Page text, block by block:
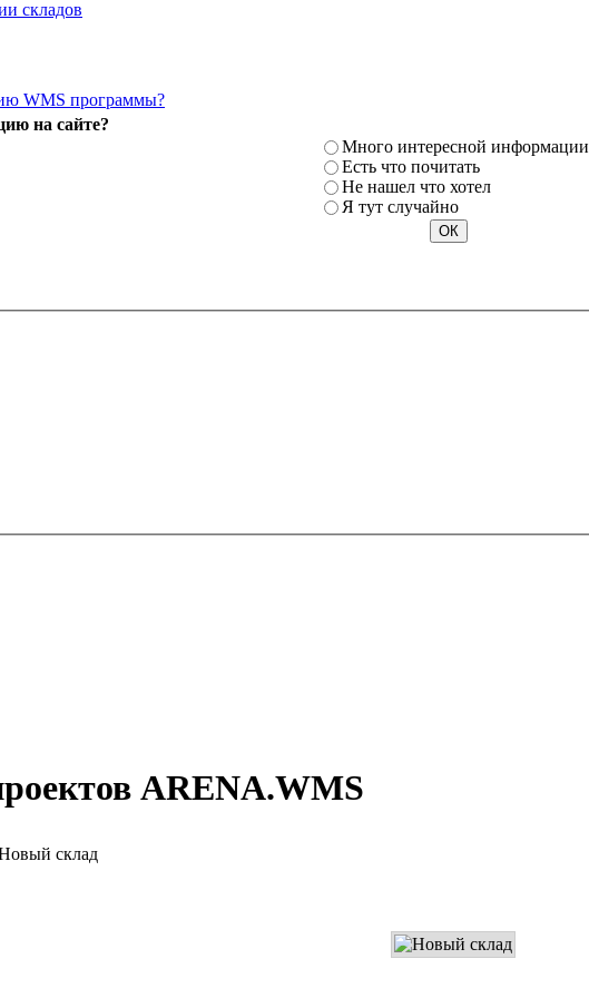
складов
WMS программы?
на сайте?
Много интересной информации
Есть что почитать
Не нашел что хотел
Я тут случайно
ARENA.WMS
склад